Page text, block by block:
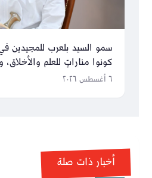
سمو السيد بلعرب للمجيدين في
كونوا مناراتٍ للعلم
مستقبل عُمان
٦ أغسطس ٢٠٢٦
أخبار ذات صلة